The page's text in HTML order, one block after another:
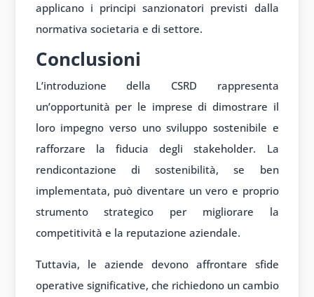
applicano i principi sanzionatori previsti dalla
normativa societaria e di settore.
Conclusioni
L’introduzione della CSRD rappresenta
un’opportunità per le imprese di dimostrare il
loro impegno verso uno sviluppo sostenibile e
rafforzare la fiducia degli stakeholder. La
rendicontazione di sostenibilità, se ben
implementata, può diventare un vero e proprio
strumento strategico per migliorare la
competitività e la reputazione aziendale.
Tuttavia, le aziende devono affrontare sfide
operative significative, che richiedono un cambio